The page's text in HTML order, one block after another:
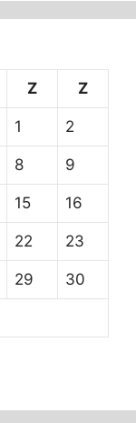
Z Z
1 2
8 9
15 16
22 23
29 30